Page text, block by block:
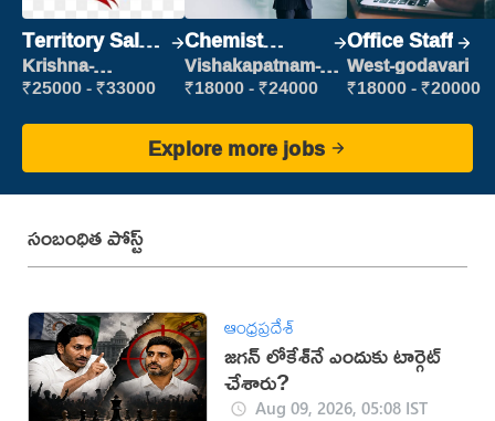
Territory Sales
Manager
Krishna-
vijayawada
₹25000 - ₹33000
Chemist
Production
Executive
Vishakapatnam-
new
₹18000 - ₹24000
Office Staff
West-godavari
₹18000 - ₹20000
Explore more jobs
సంబంధిత పోస్ట్
ఆంధ్రప్రదేశ్
జగన్ లోకేశ్‌నే ఎందుకు టార్గెట్
చేశారు?
Aug 09, 2026, 05:08 IST